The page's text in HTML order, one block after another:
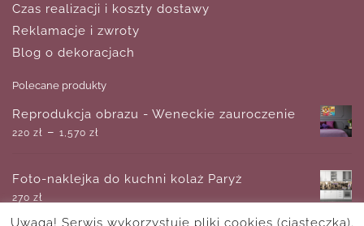
Czas realizacji i koszty dostawy
Reklamacje i zwroty
Blog o dekoracjach
Polecane produkty
Reprodukcja obrazu - Weneckie zauroczenie
220 zł – 1,570 zł
Foto-naklejka do kuchni kolaż Paryż
270 zł
Uwaga! Serwis wykorzystuje pliki cookies (ciasteczka).